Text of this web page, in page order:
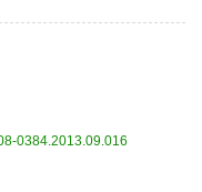
0384.2013.09.016